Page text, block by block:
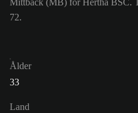
Mittback (MB) för Hertha BSC.
72.
Ålder
33
Land